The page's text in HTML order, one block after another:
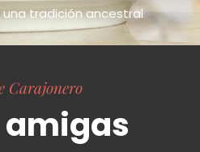
tradición ancestral
Carajonero
amigas